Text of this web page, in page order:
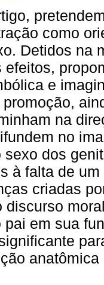
como
Detidos na
efeitos,
e
na
no
sexo dos
à falta de
criadas
discurso
pai em sua